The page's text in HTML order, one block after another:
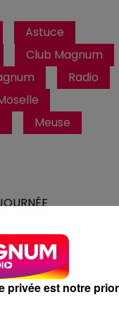
Astuce
Club Magnum
Radio
Meuse
privée est notre